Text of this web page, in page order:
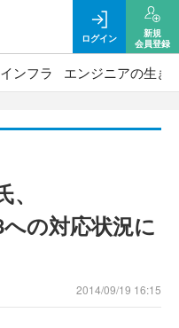
ログイン
新規
会員登録
インフラ エンジニアの生き
の対応状況に
2014/09/19 16:15